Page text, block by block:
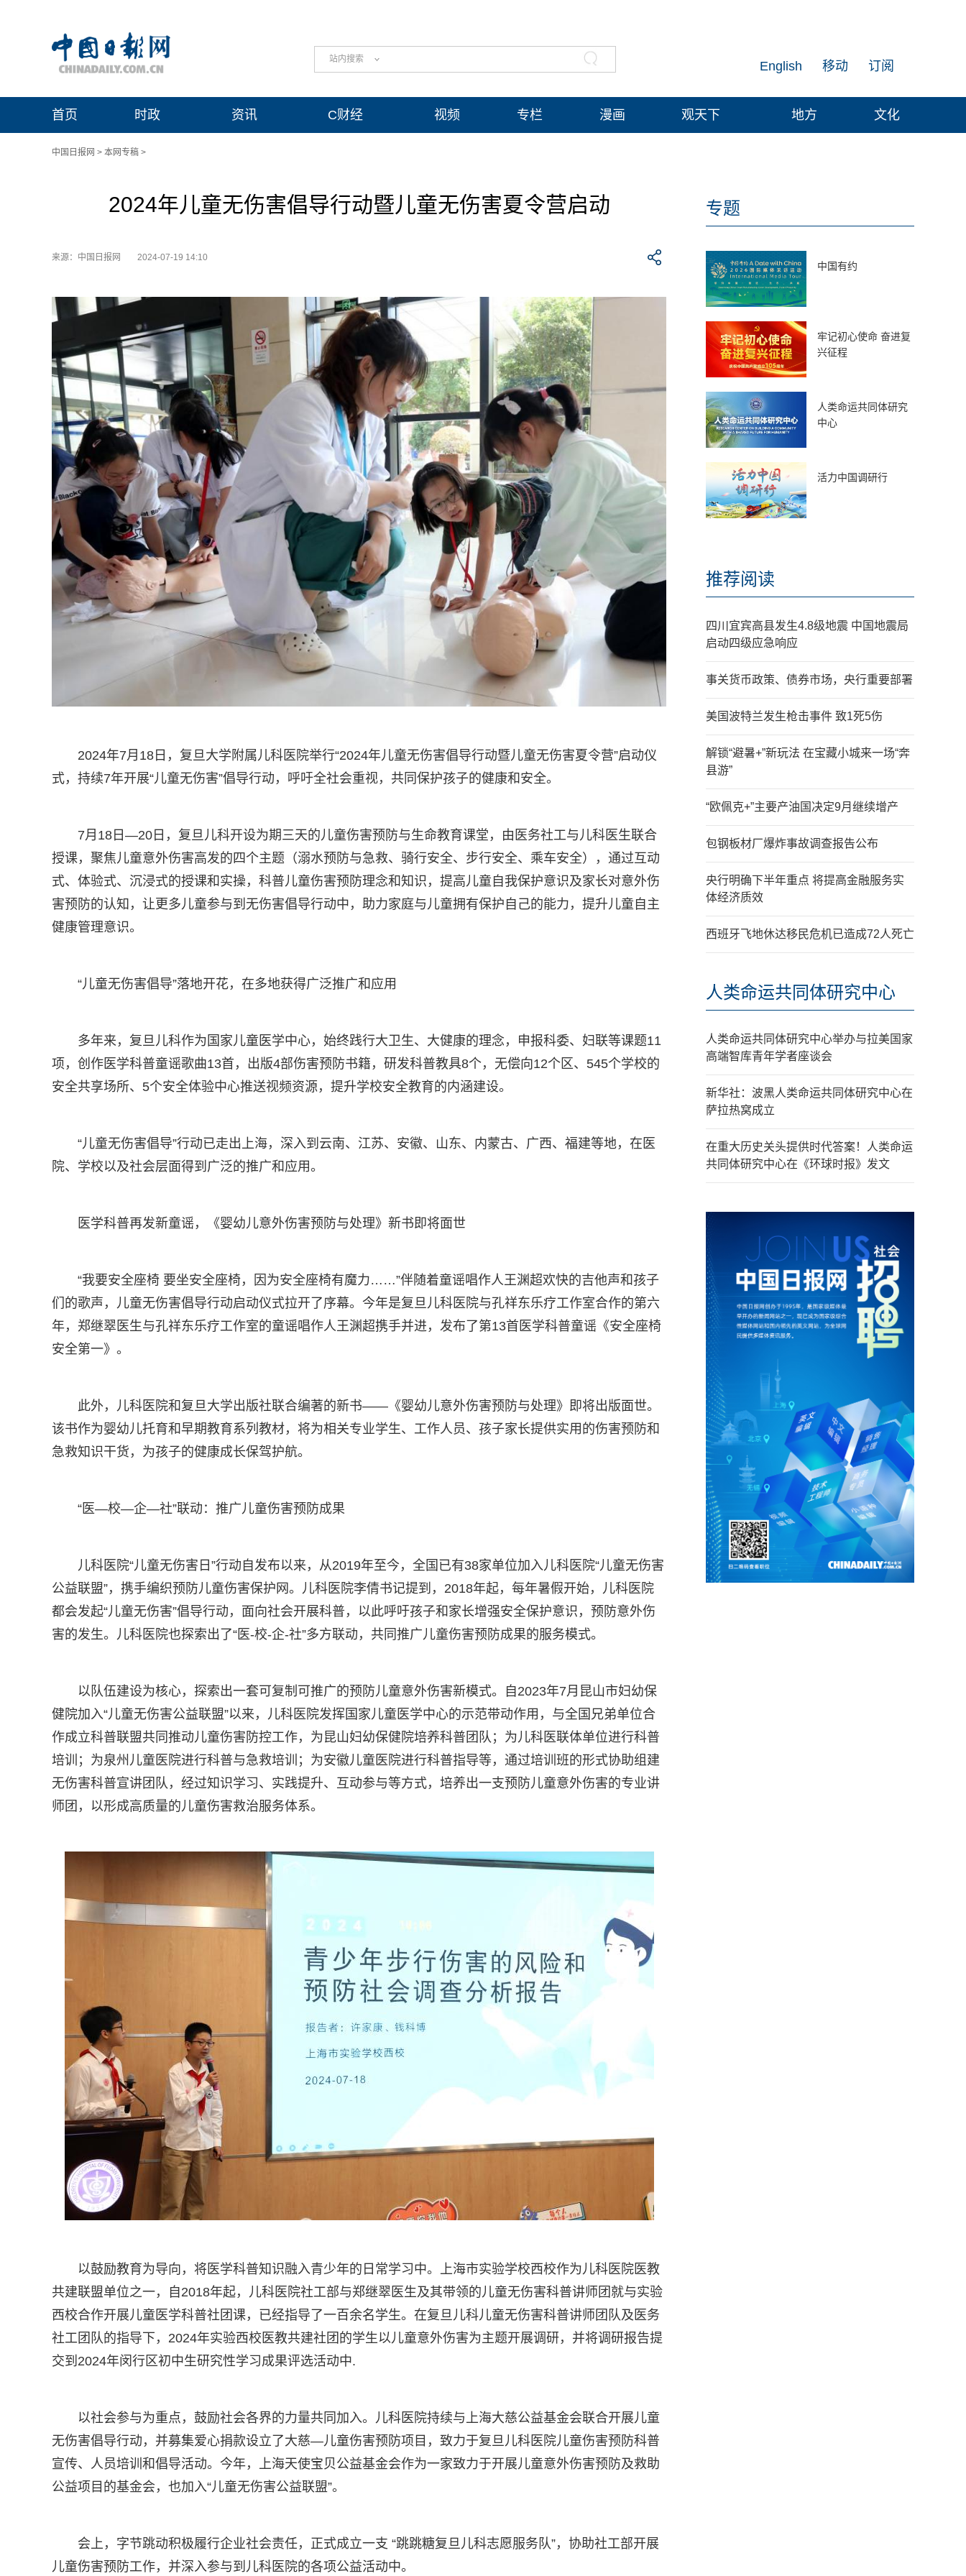
站内搜索 订阅
移动
English
首页 时政 资讯 C财经 视频 专栏 漫画 观天下 地方 文化
中国日报网 > 本网专稿 >
2024年儿童无伤害倡导行动暨儿童无伤害夏令营启动
来源：中国日报网 2024-07-19 14:10
2024年7月18日，复旦大学附属儿科医院举行“2024年儿童无伤害倡导行动暨儿童无伤害夏令营”启动仪
式，持续7年开展“儿童无伤害”倡导行动，呼吁全社会重视，共同保护孩子的健康和安全。
7月18日—20日，复旦儿科开设为期三天的儿童伤害预防与生命教育课堂，由医务社工与儿科医生联合
授课，聚焦儿童意外伤害高发的四个主题（溺水预防与急救、骑行安全、步行安全、乘车安全），通过互动
式、体验式、沉浸式的授课和实操，科普儿童伤害预防理念和知识，提高儿童自我保护意识及家长对意外伤
害预防的认知，让更多儿童参与到无伤害倡导行动中，助力家庭与儿童拥有保护自己的能力，提升儿童自主
健康管理意识。
“儿童无伤害倡导”落地开花，在多地获得广泛推广和应用
多年来，复旦儿科作为国家儿童医学中心，始终践行大卫生、大健康的理念，申报科委、妇联等课题11
项，创作医学科普童谣歌曲13首，出版4部伤害预防书籍，研发科普教具8个，无偿向12个区、545个学校的
安全共享场所、5个安全体验中心推送视频资源，提升学校安全教育的内涵建设。
“儿童无伤害倡导”行动已走出上海，深入到云南、江苏、安徽、山东、内蒙古、广西、福建等地，在医
院、学校以及社会层面得到广泛的推广和应用。
医学科普再发新童谣，《婴幼儿意外伤害预防与处理》新书即将面世
“我要安全座椅 要坐安全座椅，因为安全座椅有魔力……”伴随着童谣唱作人王渊超欢快的吉他声和孩子
们的歌声，儿童无伤害倡导行动启动仪式拉开了序幕。今年是复旦儿科医院与孔祥东乐疗工作室合作的第六
年，郑继翠医生与孔祥东乐疗工作室的童谣唱作人王渊超携手并进，发布了第13首医学科普童谣《安全座椅
安全第一》。
此外，儿科医院和复旦大学出版社联合编著的新书——《婴幼儿意外伤害预防与处理》即将出版面世。
该书作为婴幼儿托育和早期教育系列教材，将为相关专业学生、工作人员、孩子家长提供实用的伤害预防和
急救知识干货，为孩子的健康成长保驾护航。
“医—校—企—社”联动：推广儿童伤害预防成果
儿科医院“儿童无伤害日”行动自发布以来，从2019年至今，全国已有38家单位加入儿科医院“儿童无伤害
公益联盟”，携手编织预防儿童伤害保护网。儿科医院李倩书记提到，2018年起，每年暑假开始，儿科医院
都会发起“儿童无伤害”倡导行动，面向社会开展科普，以此呼吁孩子和家长增强安全保护意识，预防意外伤
害的发生。儿科医院也探索出了“医-校-企-社”多方联动，共同推广儿童伤害预防成果的服务模式。
以队伍建设为核心，探索出一套可复制可推广的预防儿童意外伤害新模式。自2023年7月昆山市妇幼保
健院加入“儿童无伤害公益联盟”以来，儿科医院发挥国家儿童医学中心的示范带动作用，与全国兄弟单位合
作成立科普联盟共同推动儿童伤害防控工作，为昆山妇幼保健院培养科普团队；为儿科医联体单位进行科普
培训；为泉州儿童医院进行科普与急救培训；为安徽儿童医院进行科普指导等，通过培训班的形式协助组建
无伤害科普宣讲团队，经过知识学习、实践提升、互动参与等方式，培养出一支预防儿童意外伤害的专业讲
师团，以形成高质量的儿童伤害救治服务体系。
以鼓励教育为导向，将医学科普知识融入青少年的日常学习中。上海市实验学校西校作为儿科医院医教
共建联盟单位之一，自2018年起，儿科医院社工部与郑继翠医生及其带领的儿童无伤害科普讲师团就与实验
西校合作开展儿童医学科普社团课，已经指导了一百余名学生。在复旦儿科儿童无伤害科普讲师团队及医务
社工团队的指导下，2024年实验西校医教共建社团的学生以儿童意外伤害为主题开展调研，并将调研报告提
交到2024年闵行区初中生研究性学习成果评选活动中.
以社会参与为重点，鼓励社会各界的力量共同加入。儿科医院持续与上海大慈公益基金会联合开展儿童
无伤害倡导行动，并募集爱心捐款设立了大慈—儿童伤害预防项目，致力于复旦儿科医院儿童伤害预防科普
宣传、人员培训和倡导活动。今年，上海天使宝贝公益基金会作为一家致力于开展儿童意外伤害预防及救助
公益项目的基金会，也加入“儿童无伤害公益联盟”。
会上，字节跳动积极履行企业社会责任，正式成立一支 “跳跳糖复旦儿科志愿服务队”，协助社工部开展
儿童伤害预防工作，并深入参与到儿科医院的各项公益活动中。
专题
中国有约
牢记初心使命 奋进复
兴征程
人类命运共同体研究
中心
活力中国调研行
推荐阅读
四川宜宾高县发生4.8级地震 中国地震局
启动四级应急响应
事关货币政策、债券市场，央行重要部署
美国波特兰发生枪击事件 致1死5伤
解锁“避暑+”新玩法 在宝藏小城来一场“奔
县游”
“欧佩克+”主要产油国决定9月继续增产
包钢板材厂爆炸事故调查报告公布
央行明确下半年重点 将提高金融服务实
体经济质效
西班牙飞地休达移民危机已造成72人死亡
人类命运共同体研究中心
人类命运共同体研究中心举办与拉美国家
高端智库青年学者座谈会
新华社：波黑人类命运共同体研究中心在
萨拉热窝成立
在重大历史关头提供时代答案！人类命运
共同体研究中心在《环球时报》发文